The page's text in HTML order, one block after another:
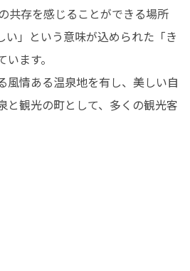
共存を感じることができる場所
い」という意味が込められた「き
ます。
風情ある温泉地を有し、美しい自
と観光の町として、多くの観光客